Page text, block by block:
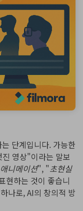
단계입니다. 가능한
영상"이라는 말보
니메이션", "초현실
현하는 것이 좋습니
나로, AI의 창의적 방